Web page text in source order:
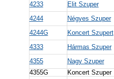
4233
Elit Szuper
4244
Négyes Szuper
4244G
Koncert Szupert
4333
Hármas Szuper
4355
Nagy Szuper
4355G
Koncert Szuper